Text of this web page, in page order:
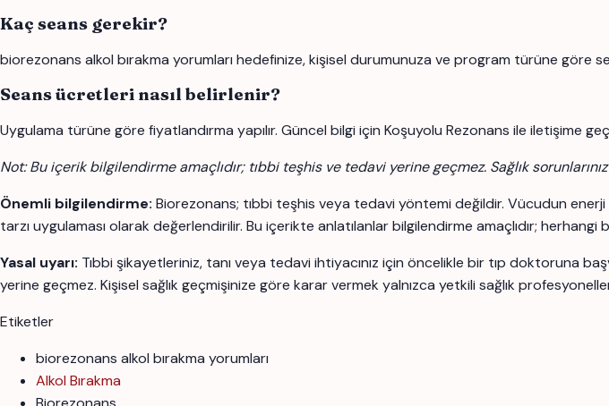
Kaç seans gerekir?
biorezonans alkol bırakma yorumları hedefinize, kişisel durumunuza ve program türüne göre
Seans ücretleri nasıl belirlenir?
Uygulama türüne göre fiyatlandırma yapılır. Güncel bilgi için Koşuyolu Rezonans ile iletişime
Not: Bu içerik bilgilendirme amaçlıdır; tıbbi teşhis ve tedavi yerine geçmez. Sağlık
Önemli bilgilendirme: Biorezonans; tıbbi teşhis veya tedavi yöntemi değildir. Vücudun
tarzı uygulaması olarak değerlendirilir. Bu içerikte anlatılanlar bilgilendirme amaçlıdır;
Yasal uyarı: Tıbbi şikayetleriniz, tanı veya tedavi ihtiyacınız için öncelikle bir tıp doktoruna
yerine geçmez. Kişisel sağlık geçmişinize göre karar vermek yalnızca yetkili sağlık
Etiketler
biorezonans alkol bırakma yorumları
Alkol Bırakma